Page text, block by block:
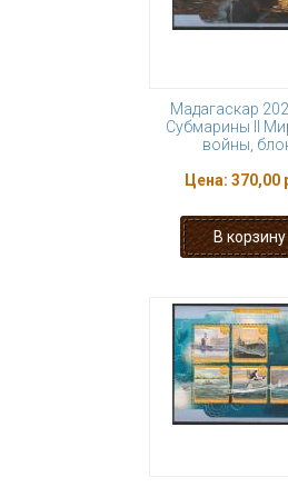
Мадагаскар
Субмарины II
войны,
Цена: 370,00